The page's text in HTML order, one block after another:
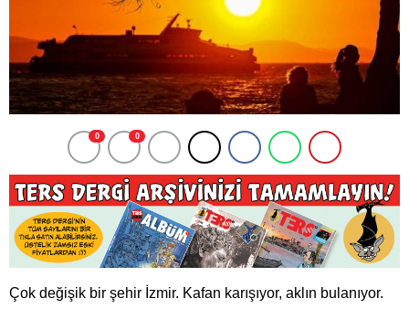
0 0
Çok değişik bir şehir İzmir. Kafan karışıyor, aklın bulanıyor.